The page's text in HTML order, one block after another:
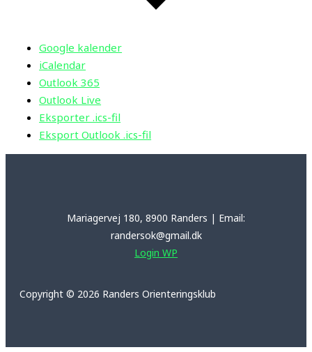
Google kalender
iCalendar
Outlook 365
Outlook Live
Eksporter .ics-fil
Eksport Outlook .ics-fil
Mariagervej 180, 8900 Randers | Email:
randersok@gmail.dk
Login WP
Copyright © 2026 Randers Orienteringsklub